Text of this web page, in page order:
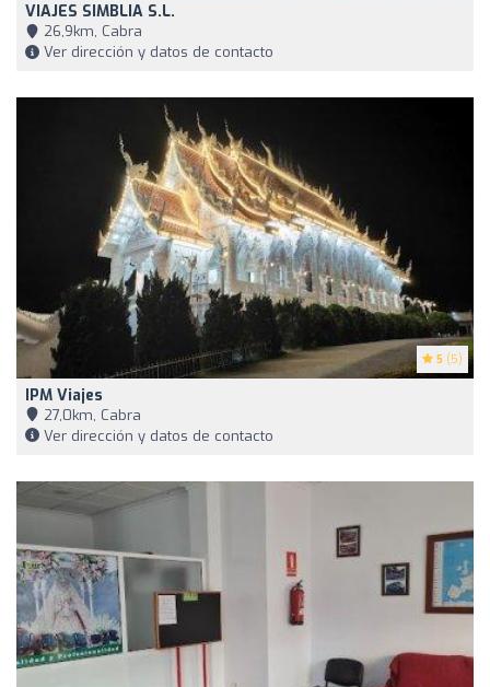
VIAJES SIMBLIA S.L.
26,9km, Cabra
Ver dirección y datos de contacto
5 (5)
IPM Viajes
27,0km, Cabra
Ver dirección y datos de contacto